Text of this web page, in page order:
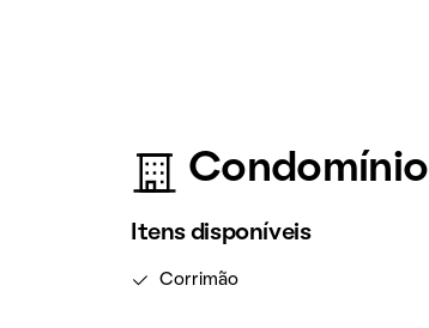
Condomínio
Itens disponíveis
Corrimão